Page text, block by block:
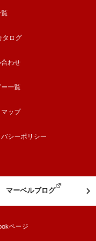
覧
タログ
合わせ
ー一覧
ップ
バシーポリシー
マーベルブログ
ページ